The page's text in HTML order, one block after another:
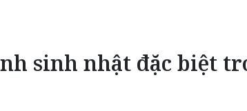
sinh nhật đặc biệt